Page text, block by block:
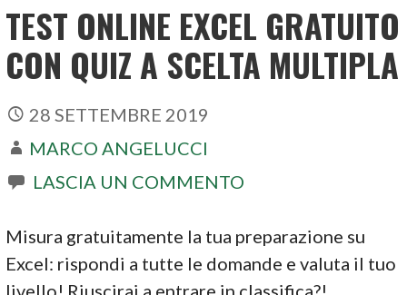
TEST ONLINE EXCEL GRATUITO
CON QUIZ A SCELTA MULTIPLA
28 SETTEMBRE 2019
MARCO ANGELUCCI
LASCIA UN COMMENTO
Misura gratuitamente la tua preparazione su
Excel: rispondi a tutte le domande e valuta il tuo